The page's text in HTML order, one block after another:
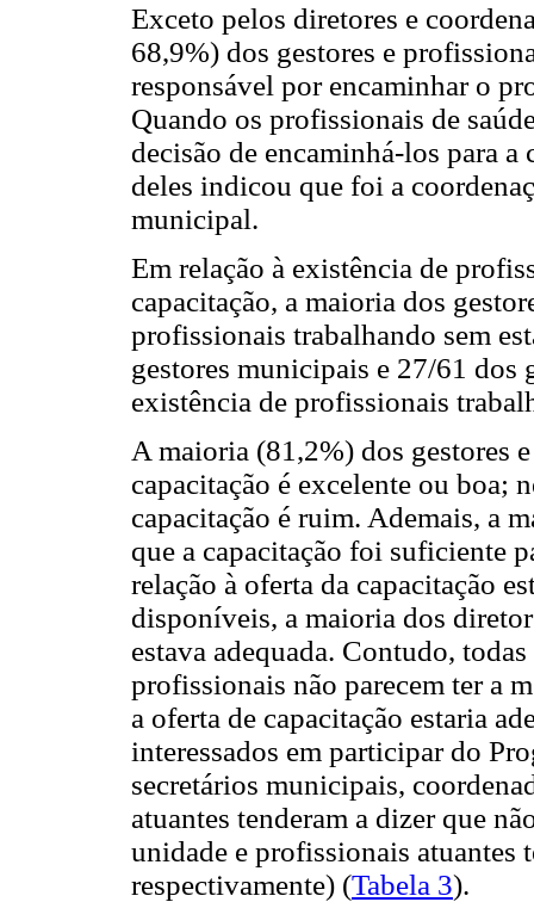
Exceto pelos diretores e
68,9%) dos gestores e
responsável por encaminhar o
Quando os profissionais de
decisão de encaminhá-los para
deles indicou que foi a
municipal.
Em relação à existência de
capacitação, a maioria dos
profissionais trabalhando sem
gestores municipais e 27/61 dos
existência de profissionais
A maioria (81,2%) dos gestores
capacitação é excelente ou boa;
capacitação é ruim. Ademais, a
que a capacitação foi suficiente
relação à oferta da capacitação
disponíveis, a maioria dos
estava adequada. Contudo,
profissionais não parecem ter a
a oferta de capacitação estaria
interessados em participar do
secretários municipais,
atuantes tenderam a dizer que
unidade e profissionais atuantes
respectivamente) (Tabela 3).